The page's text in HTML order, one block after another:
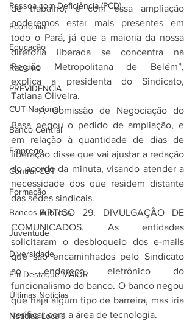
Pessoa com Deficiência (PCD)
Economia
Educação
Racismo
PREVIDÊNCIA
CUT Nacional
Banco Central
Emprego
Contraf-CUT
Formação
Bancos Públicos
Juventude
Diversidade
Em Destaque MAIOR
Últimas Notícias
Notícias Locais
de trabalho, e com essa ampliação
poderemos estar mais presentes em
todo o Pará, já que a maioria da nossa
diretoria liberada se concentra na
Região Metropolitana de Belém”,
explica a presidenta do Sindicato,
Tatiana Oliveira.
	A Comissão de Negociação do
Basa negou o pedido de ampliação, e
em relação à quantidade de dias de
liberação disse que vai ajustar a redação
do acordo da minuta, visando atender a
necessidade dos que residem distante
das sedes sindicais.
	ARTIGO 29. DIVULGAÇÃO DE
COMUNICADOS. As entidades
solicitaram o desbloqueio dos e-mails
que são encaminhados pelo Sindicato
ao endereço eletrônico do
funcionalismo do banco. O banco negou
que haja algum tipo de barreira, mas iria
verificar com a área de tecnologia.